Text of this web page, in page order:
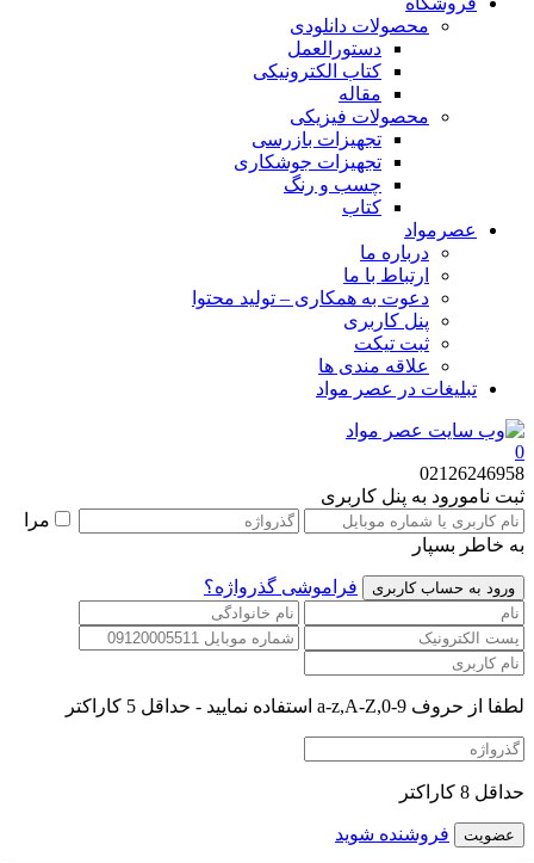
محصولات دانلودی
دستورالعمل
کتاب الکترونیکی
مقاله
محصولات فیزیکی
تجهیزات بازرسی
تجهیزات جوشکاری
چسب و رنگ
کتاب
عصرمواد
درباره ما
ارتباط با ما
دعوت به همکاری – تولید محتوا
پنل کاربری
ثبت تیکت
علاقه مندی ها
تبلیغات در عصر مواد
0
02126246958
ثبت نامورود به پنل کاربری
مرا
به خاطر بسپار
فراموشی گذرواژه؟
لطفا از حروف a-z,A-Z,0-9 استفاده نمایید - حداقل 5 کاراکتر
حداقل 8 کاراکتر
فروشنده شوید